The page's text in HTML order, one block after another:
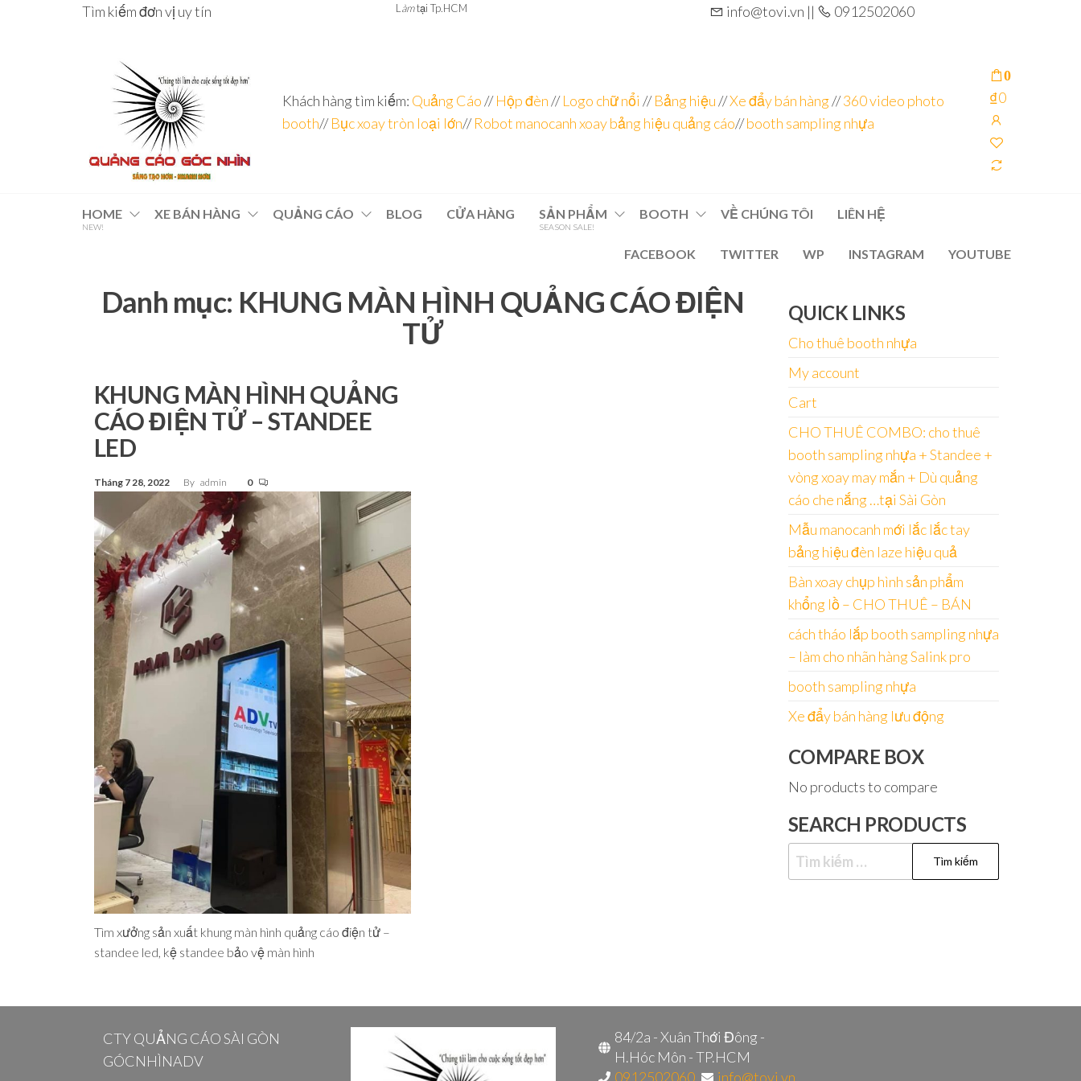
Tìm kiếm đơn vị uy tín L àmtại Tp.HCM info@tovi.vn || 0912502060
chuyên
sâu – 8
nghiệm
Agency –
nhà sản
Sampling,
Booth
Chí Minh
Khách hàng tìm kiếm: Quảng Cáo//Hộp đèn//Logo chữ nổi //Bảng hiệu//Xe đẩy bán hàng//360 video photo
booth//Bục xoay tròn loại lớn//Robot manocanh xoay bảng hiệu quảng cáo//booth sampling nhựa
0
₫0
HOME
NEW!
XE BÁN HÀNG QUẢNG CÁO BLOG CỬA HÀNG SẢN PHẨM
SEASON SALE!
BOOTH VỀ CHÚNG TÔI LIÊN HỆ
FACEBOOK TWITTER WP INSTAGRAM YOUTUBE
Danh mục: KHUNG MÀN HÌNH QUẢNG CÁO ĐIỆN
TỬ
KHUNG MÀN HÌNH QUẢNG
CÁO ĐIỆN TỬ – STANDEE
LED
Tháng 7 28, 2022 By admin 0
Tìm xưởng sản xuất khung màn hình quảng cáo điện tử –
standee led, kệ standee bảo vệ màn hình
QUICK LINKS
Cho thuê booth nhựa
My account
Cart
CHO THUÊ COMBO: cho thuê
booth sampling nhựa + Standee +
vòng xoay may mắn + Dù quảng
cáo che nắng …tại Sài Gòn
Mẫu manocanh mới lắc lắc tay
bảng hiệu đèn laze hiệu quả
Bàn xoay chụp hình sản phẩm
khổng lồ – CHO THUÊ – BÁN
cách tháo lắp booth sampling nhựa
– làm cho nhãn hàng Salink pro
booth sampling nhựa
Xe đẩy bán hàng lưu động
COMPARE BOX
No products to compare
SEARCH PRODUCTS
Tìm
kiếm
CTY QUẢNG CÁO SÀI GÒN
GÓCNHÌNADV
84/2a - Xuân Thới Đông -
H.Hóc Môn - TP.HCM
0912502060
info@tovi.vn